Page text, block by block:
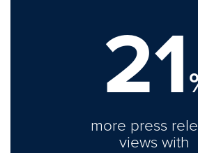
21
more press
views with